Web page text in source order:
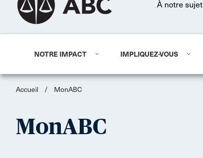
À notre sujet
NOTRE IMPACT IMPLIQUEZ-VOUS
Accueil / MonABC
MonABC